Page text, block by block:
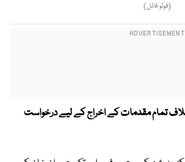
(فوٹو فائل)
تمام مقدمات کے اخراج کے لیے درخواست